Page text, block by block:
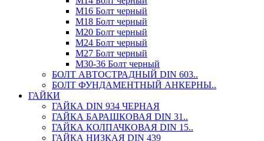
М16 Болт черный
М18 Болт черный
М20 Болт черный
М24 Болт черный
М27 Болт черный
М30-36 Болт черный
БОЛТ АВТОСТРАДНЫЙ DIN 603..
БОЛТ ФУНДАМЕНТНЫЙ АНКЕРНЫ..
ГАЙКИ
ГАЙКА DIN 934 ЧЕРНАЯ
ГАЙКА БАРАШКОВАЯ DIN 31..
ГАЙКА КОЛПАЧКОВАЯ DIN 15..
ГАЙКА НИЗКАЯ DIN 439